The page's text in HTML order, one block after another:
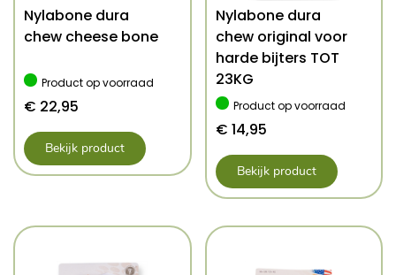
Nylabone dura
chew cheese bone
Product op voorraad
€ 22,95
Bekijk product
Nylabone dura
chew original voor
harde bijters TOT
23KG
Product op voorraad
€ 14,95
Bekijk product